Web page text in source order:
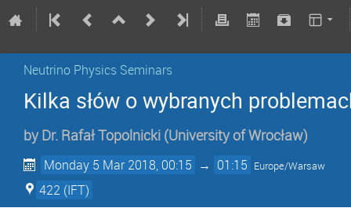
Neutrino Physics Seminars
Kilka słów o wybranych
byDr. Rafał Topolnicki (University of Wrocław)
Monday 5 Mar 2018, 00:15 → 01:15 Europe/Warsaw
422 (IFT)